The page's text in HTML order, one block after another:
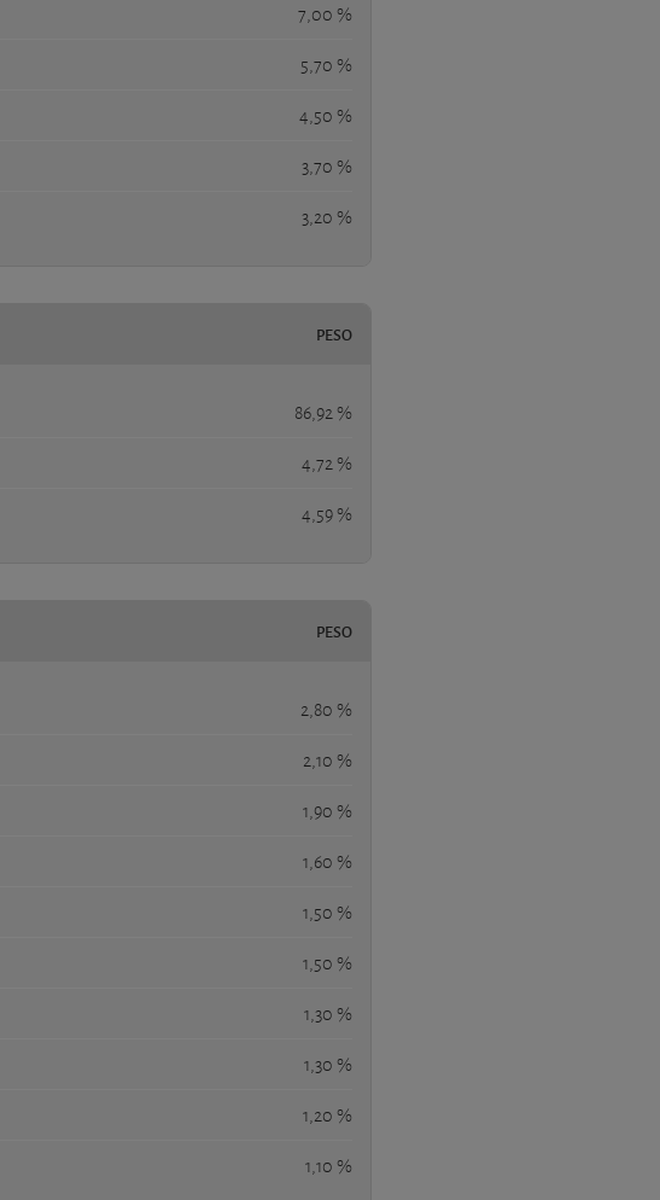
7,00 %
5,70 %
4,50 %
3,70 %
3,20 %
PESO
86,92 %
4,72 %
4,59 %
PESO
2,80 %
2,10 %
1,90 %
1,60 %
1,50 %
1,50 %
1,30 %
1,30 %
1,20 %
1,10 %